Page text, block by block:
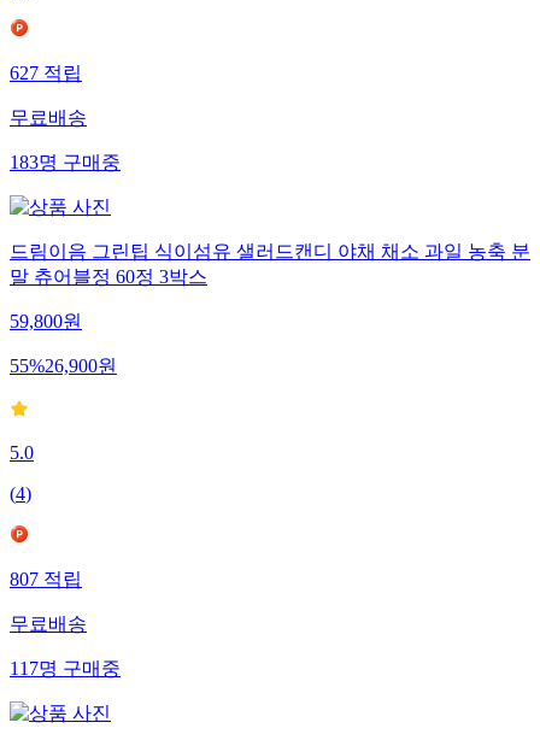
627 적립
무료배송
183명 구매중
드림이음 그린팁 식이섬유 샐러드캔디 야채 채소 과일 농축 분
말 츄어블정 60정 3박스
59,800원
55%26,900원
5.0
(4)
807 적립
무료배송
117명 구매중